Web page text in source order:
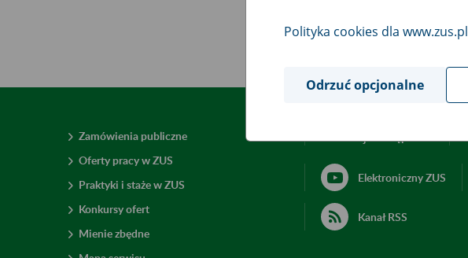
Zamówienia publiczne
Oferty pracy w ZUS
Praktyki i staże w ZUS
Konkursy ofert
Mienie zbędne
Elektroniczny ZUS
Kanał RSS
Polityka cookies dla www.zus.pl
Odrzuć opcjonalne